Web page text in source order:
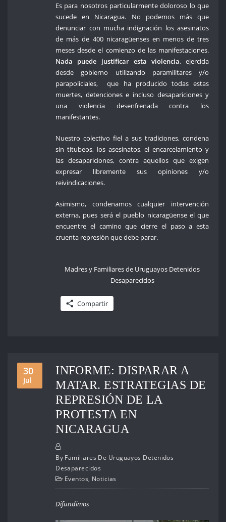
Es para nosotros particularmente doloroso lo que
sucede en Nicaragua. No podemos más que
denunciar con mucha indignación los asesinatos
de más de 400 nicaragüenses en menos de tres
meses desde el comienzo de las manifestaciones.
Nada puede justificar esta violencia, ejercida
desde gobierno utilizando paramilitares y/o
parapoliciales, que ha producido todas estas
muertes, detenciones e incluso desapariciones y
una violencia desenfrenada contra los
manifestantes.
Nuestro colectivo fiel a sus tradiciones, condena
sin titubeos, los asesinatos, el encarcelamiento y
las desapariciones, contra aquellos que exigen
expresar libremente sus opiniones y/o
reivindicaciones.
Asimismo, condenamos cualquier intervención
externa, pues será el pueblo nicaragüense el que
encuentre el camino que cierre el paso a esta
cruenta represión que debe parar.
Madres y Familiares de Uruguayos Detenidos
Desaparecidos
Compartir
30
Jul
INFORME: DISPARAR A
MATAR. ESTRATEGIAS DE
REPRESIÓN DE LA
PROTESTA EN
NICARAGUA
By Familiares De Uruguayos Detenidos
Desaparecidos
Eventos, Noticias
Difundimos